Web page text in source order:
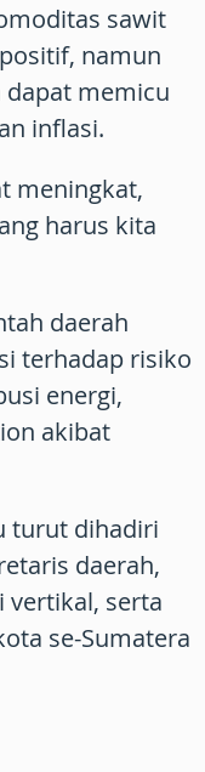
sawit
namun
memicu
inflasi.
meningkat,
harus kita
daerah
terhadap risiko
energi,
akibat
turut dihadiri
daerah,
vertikal, serta
se-Sumatera